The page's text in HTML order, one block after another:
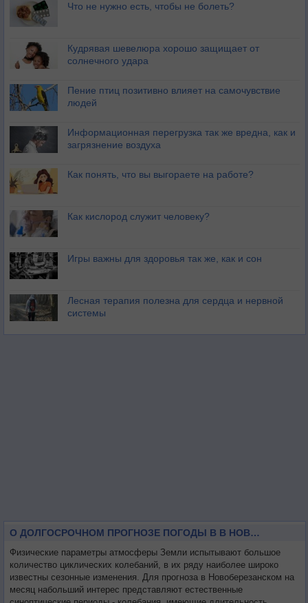
Что не нужно есть, чтобы не болеть?
Кудрявая шевелюра хорошо защищает от
солнечного удара
Пение птиц позитивно влияет на самочувствие
людей
Информационная перегрузка так же вредна, как и
загрязнение воздуха
Как понять, что вы выгораете на работе?
Как кислород служит человеку?
Игры важны для здоровья так же, как и сон
Лесная терапия полезна для сердца и нервной
системы
О ДОЛГОСРОЧНОМ ПРОГНОЗЕ ПОГОДЫ В В НОВОБЕРЕЗАНСКОМ НА МЕСЯЦ
Физические параметры атмосферы Земли испытывают большое
количество циклических колебаний, в их ряду наиболее широко
известны сезонные изменения. Для прогноза в Новоберезанском на
месяц набольший интерес представляют естественные